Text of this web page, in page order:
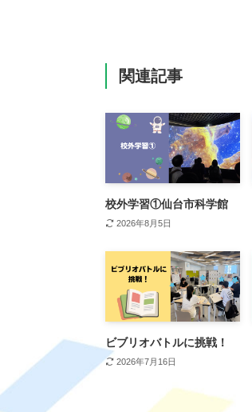
関連記事
校外学習①仙台市科学館
2026年8月5日
ビブリオバトルに挑戦！
2026年7月16日